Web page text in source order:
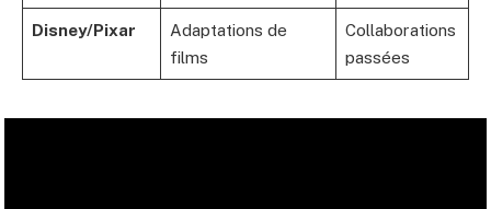
Disney/Pixar
Adaptations de
films
Collaborations
passées